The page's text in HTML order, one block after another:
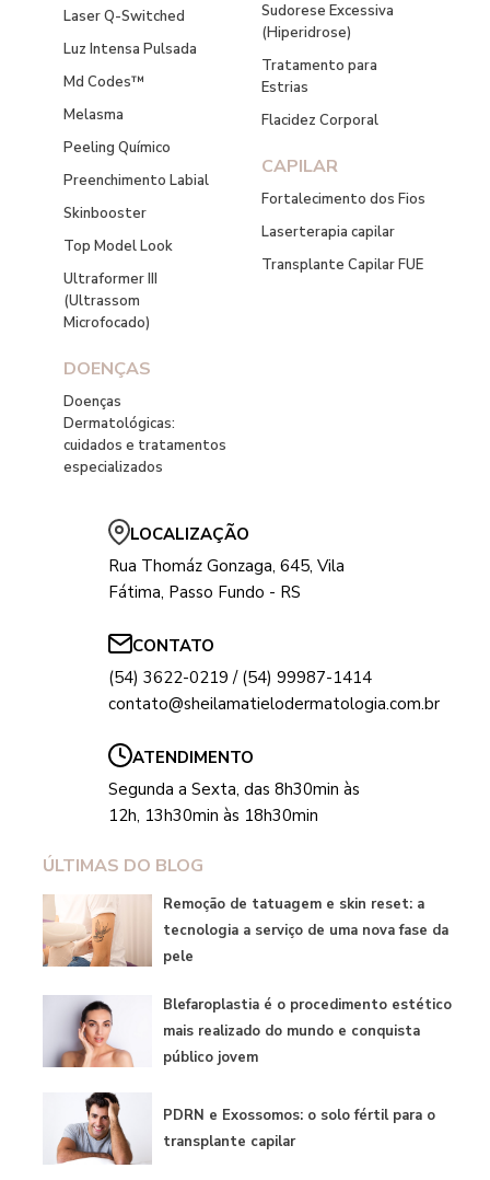
Laser Q-Switched
Luz Intensa Pulsada
Md Codes™
Melasma
Peeling Químico
Preenchimento Labial
Skinbooster
Top Model Look
Ultraformer III
(Ultrassom
Microfocado)
DOENÇAS
Doenças
Dermatológicas:
cuidados e tratamentos
especializados
Sudorese Excessiva
(Hiperidrose)
Tratamento para
Estrias
Flacidez Corporal
CAPILAR
Fortalecimento dos Fios
Laserterapia capilar
Transplante Capilar FUE
LOCALIZAÇÃO
Rua Thomáz Gonzaga, 645, Vila
Fátima, Passo Fundo - RS
CONTATO
(54) 3622-0219 / (54) 99987-1414
contato@sheilamatielodermatologia.com.br
ATENDIMENTO
Segunda a Sexta, das 8h30min às
12h, 13h30min às 18h30min
ÚLTIMAS DO BLOG
Remoção de tatuagem e skin reset: a
tecnologia a serviço de uma nova fase da
pele
Blefaroplastia é o procedimento estético
mais realizado do mundo e conquista
público jovem
PDRN e Exossomos: o solo fértil para o
transplante capilar